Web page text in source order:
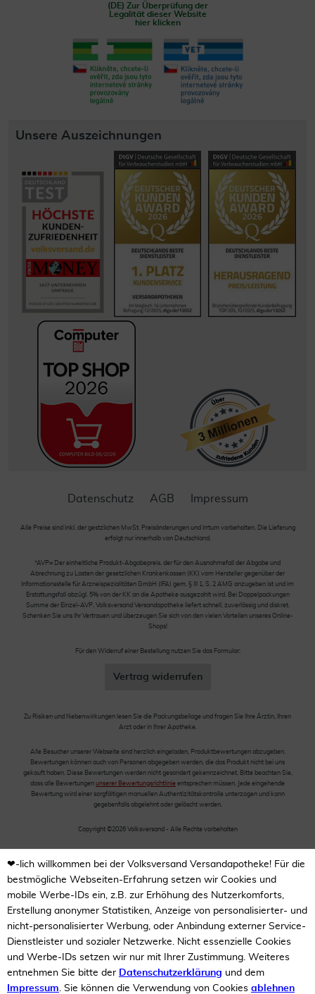
(DE) Zur Überprüfung der
Legalität dieser Website
hier klicken
Unsere Auszeichnungen
Datenschutz AGB Impressum
Alle Preise sind inkl. der gestzlichen MwSt. Preisänderungen und Irrtum vorbehalten. Die Lieferung
erfolgt nur innerhalb von Deutschland.
*AVP= Der einheitliche Produkt-Abgabepreis, der für den Ausnahmefall der Abgabe und
Abrechnung zu Lasten der gesetzlichen Krankenkassen (KK) vom Hersteller gegenüber der
Informationsstelle für Arzneispezialitäten GmbH (IFA) gem. § III 1, S. 2 AMG anzugeben ist und im
Erstattungsfall abzügl. 5% von der KK an die Apotheke ausgezahlt wird. Bei Doppelpackungen
Summe der Einzel-AVP. Volksversand Versandapotheke liefert schnell, zuverlässig und diskret.
Schenken Sie uns Ihr Vertrauen und überzeugen Sie sich von den vielen Vorteilen unseres Online-
Shops!
Für den Widerruf einer Bestellung nutzen Sie das Formular:
Vertrag widerrufen
Zu Risiken und Nebenwirkungen lesen Sie die Packungsbeilage und fragen Sie Ihre Ärztin, Ihren
Arzt oder in Ihrer Apotheke.
Alle Besucher unserer Webseite sind herzlich eingeladen, Produktbewertungen abzugeben.
Bewertungen können auch von Personen abgegeben werden, die das Produkt nicht bei uns
gekauft haben. Diese Bewertungen werden nicht gesondert gekennzeichnet. Bitte beachten Sie,
dass alle Bewertungen unserer Bewertungsrichtlinie entsprechen müssen. Jede eingehende
Bewertung wird einer sorgfältigen manuellen Authentizitätskontrolle unterzogen und kann
gegebenfalls abgelehnt oder gelöscht werden.
Copyright ©2026 Volksversand - Alle Rechte vorbehalten
❤-lich willkommen bei der Volksversand Versandapotheke! Für die
bestmögliche Webseiten-Erfahrung setzen wir Cookies und
mobile Werbe-IDs ein, z.B. zur Erhöhung des Nutzerkomforts,
Erstellung anonymer Statistiken, Anzeige von personalisierter- und
nicht-personalisierter Werbung, oder Anbindung externer Service-
Dienstleister und sozialer Netzwerke. Nicht essenzielle Cookies
und Werbe-IDs setzen wir nur mit Ihrer Zustimmung. Weiteres
entnehmen Sie bitte der Datenschutzerklärung und dem
Impressum. Sie können die Verwendung von Cookies ablehnen